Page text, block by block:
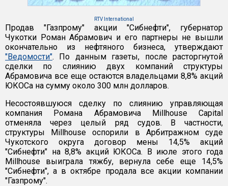
RTV International
Продав "Газпрому" акции "Сибнефти", губернатор
Чукотки Роман Абрамович и его партнеры не вышли
окончательно из нефтяного бизнеса, утверждают
"Ведомости". По данным газеты, после расторгнутой
сделки по слиянию двух компаний структуры
Абрамовича все еще остаются владельцами 8,8% акций
ЮКОСа на сумму около 300 млн долларов.
Несостоявшуюся сделку по слиянию управляющая
компания Романа Абрамовича Millhouse Capital
отменяла через целый ряд судов. В частности,
структуры Millhouse оспорили в Арбитражном суде
Чукотского округа договор мены 14,5% акций
"Сибнефти" на 8,8% акций ЮКОСа. В июле этого года
Millhouse выиграла тяжбу, вернула себе еще 14,5%
"Сибнефти", а в октябре продала все акции компании
"Газпрому".